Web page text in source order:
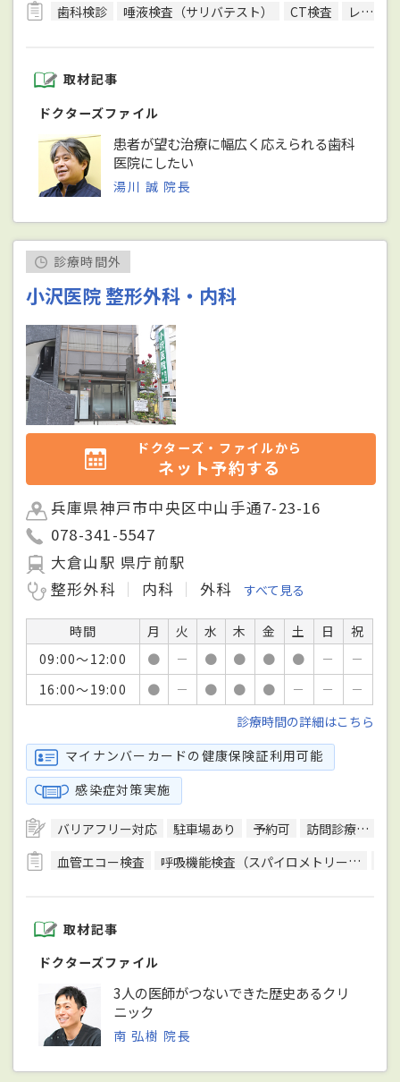
歯科検診
唾液検査（サリバテスト） CT検査 レントゲン検査
取材記事
ドクターズファイル
患者が望む治療に幅広く応えられる歯科
医院にしたい
湯川 誠 院長
診療時間外
小沢医院 整形外科・内科
ドクターズ・ファイルから
ネット予約する
兵庫県神戸市中央区中山手通7-23-16
078-341-5547
大倉山駅 県庁前駅
整形外科
内科 外科 すべて見る
時間 月 火 水 木 金 土 日
祝
09:00～12:00
● － ● ● ● ● －
－
16:00～19:00
● － ● ● ● － －
－
診療時間の詳細はこちら
マイナンバーカードの健康保険証利用可能
感染症対策実施
バリアフリー対応 駐車場あり 予約可 訪問診療可
血管エコー検査
呼吸機能検査（スパイロメトリー）
取材記事
ドクターズファイル
3人の医師がつないできた歴史あるクリ
ニック
南 弘樹 院長